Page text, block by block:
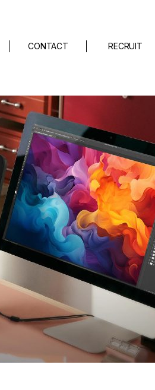
CONTACT RECRUIT